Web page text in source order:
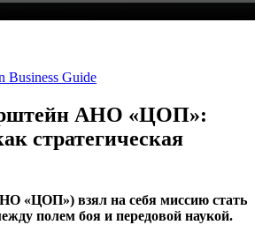
Business Guide
АНО «ЦОП»:
стратегическая
«ЦОП») взял на себя миссию стать
полем боя и передовой наукой.